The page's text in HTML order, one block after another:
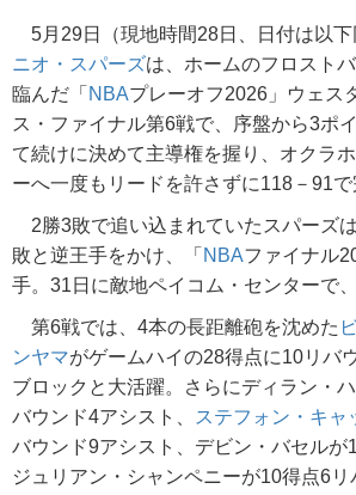
5月29日（現地時間28日、日付は以下
ニオ・スパーズは、ホームのフロスト
臨んだ「 NBAプレーオフ2026」ウェス
ス・ファイナル第6戦で、序盤から3ポ
て続けに決めて主導権を握り、オクラ
ーへ一度もリードを許さずに118－91で
2勝3敗で追い込まれていたスパーズ
敗と逆王手をかけ、「 NBAファイナル
手。31日に敵地ペイコム・センターで
第6戦では、4本の長距離砲を沈めた
ンヤマがゲームハイの28得点に10リバ
ブロックと大活躍。さらにディラン・
バウンド4アシスト、
ステフォン・キャ
バウンド9アシスト、デビン・バセルが
ジュリアン・シャンペニーが10得点6リ